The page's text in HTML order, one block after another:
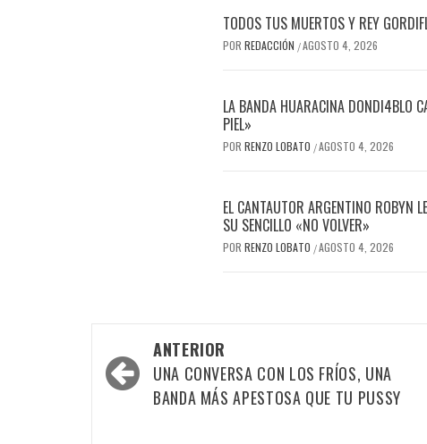
TODOS TUS MUERTOS Y REY
POR REDACCIÓN /AGOSTO 4, 2026
LA BANDA HUARACINA DONDI4BLO
PIEL»
POR RENZO LOBATO /AGOSTO 4, 2026
EL CANTAUTOR ARGENTINO ROBYN
SU SENCILLO «NO VOLVER»
POR RENZO LOBATO /AGOSTO 4, 2026
Navegación
por
ANTERIOR
UNA CONVERSA CON LOS FRÍOS, UNA
BANDA MÁS APESTOSA QUE TU PUSSY